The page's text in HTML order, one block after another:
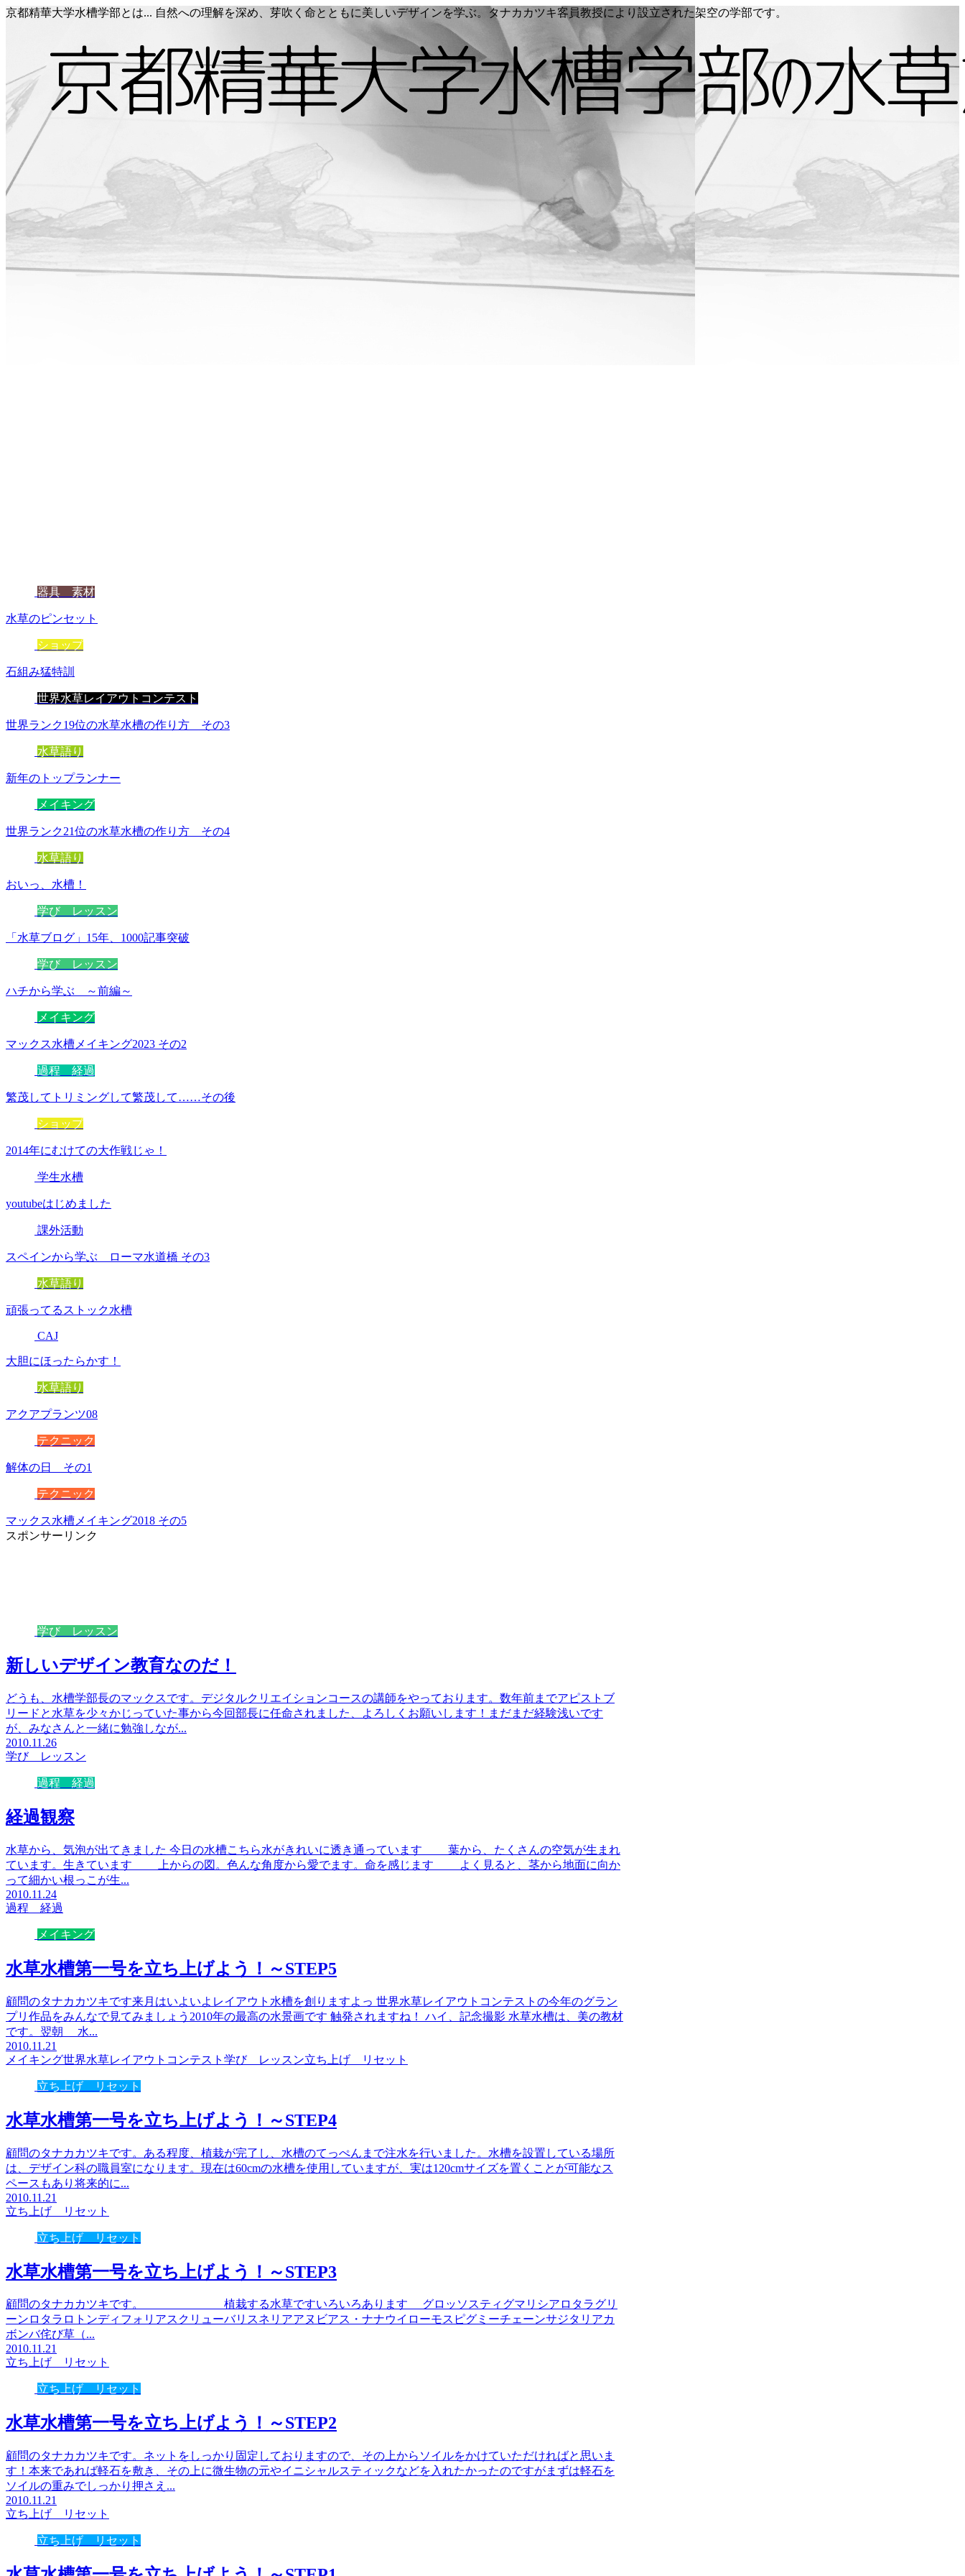
京都精華大学水槽学部とは... 自然への理解を深め、芽吹く命とともに美しいデザインを学ぶ。タナカカツキ客員教授により設立された架空の学部です。
器具 素材
水草のピンセット
ショップ
石組み猛特訓
世界水草レイアウトコンテスト
世界ランク19位の水草水槽の作り方 その3
水草語り
新年のトップランナー
メイキング
世界ランク21位の水草水槽の作り方 その4
水草語り
おいっ、水槽！
学び レッスン
「水草ブログ」15年、1000記事突破
学び レッスン
ハチから学ぶ ～前編～
メイキング
マックス水槽メイキング2023 その2
過程 経過
繁茂してトリミングして繁茂して……その後
ショップ
2014年にむけての大作戦じゃ！
学生水槽
youtubeはじめました
課外活動
スペインから学ぶ ローマ水道橋 その3
水草語り
頑張ってるストック水槽
CAJ
大胆にほったらかす！
水草語り
アクアプランツ08
テクニック
解体の日 その1
テクニック
マックス水槽メイキング2018 その5
スポンサーリンク
学び レッスン
新しいデザイン教育なのだ！
どうも、水槽学部長のマックスです。デジタルクリエイションコースの講師をやっております。数年前までアピストブ
リードと水草を少々かじっていた事から今回部長に任命されました、よろしくお願いします！まだまだ経験浅いです
が、みなさんと一緒に勉強しなが...
2010.11.26
学び レッスン
過程 経過
経過観察
水草から、気泡が出てきました 今日の水槽こちら水がきれいに透き通っています 葉から、たくさんの空気が生まれ
ています。生きています 上からの図。色んな角度から愛でます。命を感じます よく見ると、茎から地面に向か
って細かい根っこが生...
2010.11.24
過程 経過
メイキング
水草水槽第一号を立ち上げよう！～STEP5
顧問のタナカカツキです来月はいよいよレイアウト水槽を創りますよっ 世界水草レイアウトコンテストの今年のグラン
プリ作品をみんなで見てみましょう2010年の最高の水景画です 触発されますね！ ハイ、記念撮影 水草水槽は、美の教材
です。翌朝 水...
2010.11.21
メイキング世界水草レイアウトコンテスト 学び レッスン立ち上げ リセット
立ち上げ リセット
水草水槽第一号を立ち上げよう！～STEP4
顧問のタナカカツキです。ある程度、植栽が完了し、水槽のてっぺんまで注水を行いました。水槽を設置している場所
は、デザイン科の職員室になります。現在は60cmの水槽を使用していますが、実は120cmサイズを置くことが可能なス
ペースもあり将来的に...
2010.11.21
立ち上げ リセット
立ち上げ リセット
水草水槽第一号を立ち上げよう！～STEP3
顧問のタナカカツキです。 植栽する水草ですいろいろあります グロッソスティグマリシアロタラグリ
ーンロタラロトンディフォリアスクリューバリスネリアアヌビアス・ナナウイローモスピグミーチェーンサジタリアカ
ボンバ侘び草（...
2010.11.21
立ち上げ リセット
立ち上げ リセット
水草水槽第一号を立ち上げよう！～STEP2
顧問のタナカカツキです。ネットをしっかり固定しておりますので、その上からソイルをかけていただければと思いま
す！本来であれば軽石を敷き、その上に微生物の元やイニシャルスティックなどを入れたかったのですがまずは軽石を
ソイルの重みでしっかり押さえ...
2010.11.21
立ち上げ リセット
立ち上げ リセット